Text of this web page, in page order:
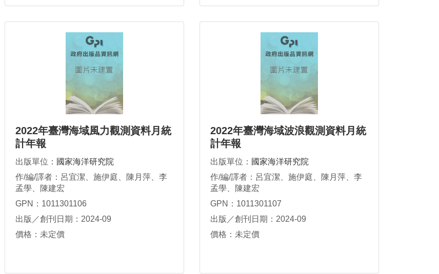
2022年臺灣海域風力觀測資料月統
計年報
出版單位： 國家海洋研究院
作/編/譯者：呂宜潔、施伊庭、陳月萍、李
孟學、陳建宏
GPN：1011301106
出版／創刊日期：2024-09
價格：未定價
2022年臺灣海域波浪觀測資料月統
計年報
出版單位： 國家海洋研究院
作/編/譯者：呂宜潔、施伊庭、陳月萍、李
孟學、陳建宏
GPN：1011301107
出版／創刊日期：2024-09
價格：未定價